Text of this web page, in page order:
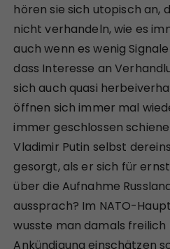
hören sie sich utopisch an,
nicht verhandeln, wie es
auch wenn es wenig
dass Interesse an
sich auch quasi
öffnen sich immer mal
immer geschlossen
Vladimir Putin selbst
gesorgt, als er sich für
über die Aufnahme
aussprach? Im NATO-
wusste man damals freilich
Ankündigung einschätzen